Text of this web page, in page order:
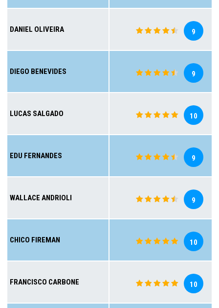
DANIEL OLIVEIRA 9
DIEGO BENEVIDES 9
LUCAS SALGADO 10
EDU FERNANDES 9
WALLACE ANDRIOLI 9
CHICO FIREMAN 10
FRANCISCO CARBONE 10